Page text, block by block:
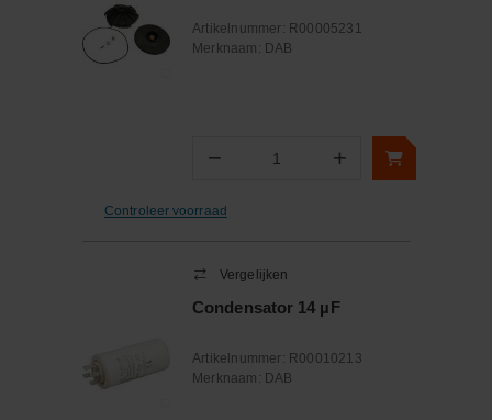
Artikelnummer: R00005231
Merknaam: DAB
− Aantal +
Controleer voorraad
Vergelijken
Condensator 14 µF
Artikelnummer: R00010213
Merknaam: DAB